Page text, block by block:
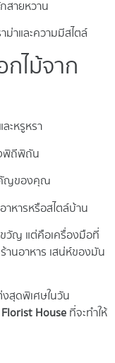
สายหวาน
าและความมีสไตล์
ไม้จาก
ะหรูหรา
พิถีพิถัน
คัญของคุณ
หารหรือสไตล์บ้าน
วัญ แต่คือเครื่องมือที่
านอาหาร เสน่ห์ของมัน
สุดพิเศษในวัน
House ที่จะทำให้